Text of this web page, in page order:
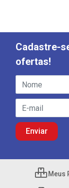
Cadastre-
ofertas!
Meus